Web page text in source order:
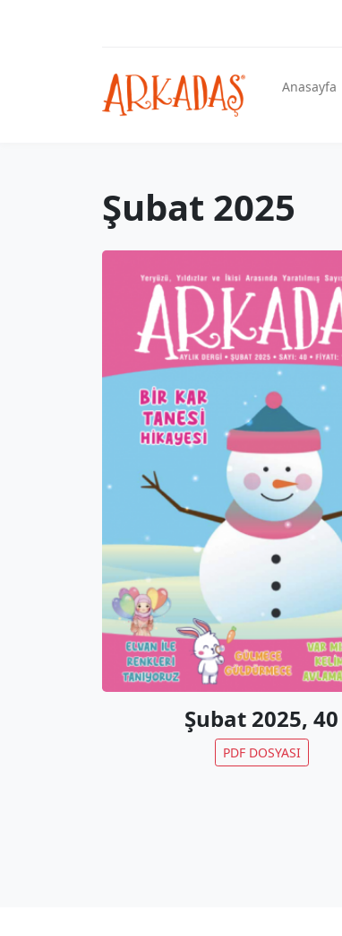
Anasayfa
Şubat 2025
Şubat 2025, 40
PDF DOSYASI